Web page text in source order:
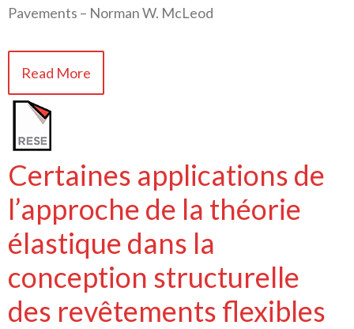
Pavements – Norman W. McLeod
Read More
Certaines applications de
l’approche de la théorie
élastique dans la
conception structurelle
des revêtements flexibles